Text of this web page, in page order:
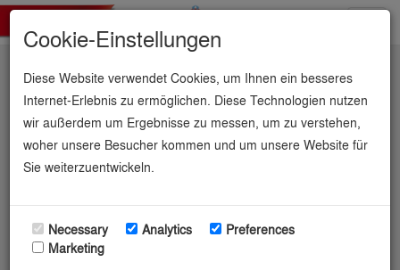
Covestro-Industriepark
Brunsbüttel.
Informationen zur Industriefläche
Cookie-Einstellungen
Diese Website verwendet Cookies, um Ihnen ein besseres
Internet-Erlebnis zu ermöglichen. Diese Technologien nutzen
wir außerdem um Ergebnisse zu messen, um zu verstehen,
woher unsere Besucher kommen und um unsere Website für
Sie weiterzuentwickeln.
Necessary Analytics
Preferences
Marketing